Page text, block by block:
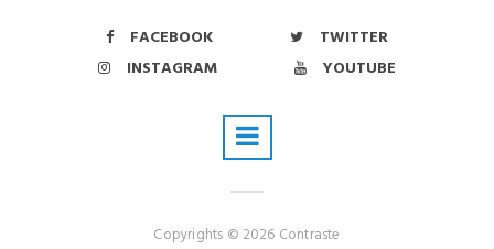
FACEBOOK
TWITTER
INSTAGRAM
YOUTUBE
Copyrights © 2026 Contraste